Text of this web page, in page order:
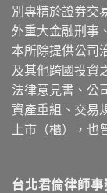
別專精於證券交
外重大金融刑事
本所除提供公司
及其他跨國投資
法律意見書、公
資產重組、交易
上市（櫃），
台北君倫律師事